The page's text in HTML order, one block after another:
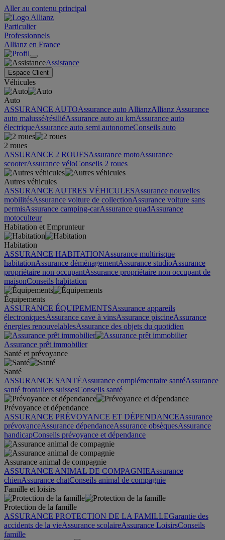
Aller au contenu principal
Particulier
Professionnels
Allianz en France
Assistance
Espace Client
Véhicules
Auto
ASSURANCE AUTOAssurance auto AllianzAllianz Assurance
auto malussé/résiliéAssurance auto au kmAssurance auto
électriqueAssurance auto semi autonomeConseils auto
2 roues
ASSURANCE 2 ROUESAssurance motoAssurance
scooterAssurance véloConseils 2 roues
Autres véhicules
ASSURANCE AUTRES VÉHICULESAssurance nouvelles
mobilitésAssurance voiture de collectionAssurance voiture sans
permisAssurance camping-carAssurance quadAssurance
motoculteur
Habitation et Emprunteur
Habitation
ASSURANCE HABITATIONAssurance multirisque
habitationAssurance déménagementAssurance studioAssurance
propriétaire non occupantAssurance propriétaire non occupant de
maisonConseils habitation
Équipements
ASSURANCE ÉQUIPEMENTSAssurance appareils
électroniquesAssurance cave à vinsAssurance piscineAssurance
énergies renouvelablesAssurance des objets du quotidien
Assurance prêt immobilier
Santé et prévoyance
Santé
ASSURANCE SANTÉAssurance complémentaire santéAssurance
santé frontaliers suissesConseils santé
Prévoyance et dépendance
ASSURANCE PRÉVOYANCE ET DÉPENDANCEAssurance
prévoyanceAssurance dépendanceAssurance obsèquesAssurance
handicapConseils prévoyance et dépendance
Assurance animal de compagnie
ASSURANCE ANIMAL DE COMPAGNIEAssurance
chienAssurance chatConseils animal de compagnie
Famille et loisirs
Protection de la famille
ASSURANCE PROTECTION DE LA FAMILLEGarantie des
accidents de la vieAssurance scolaireAssurance LoisirsConseils
famille